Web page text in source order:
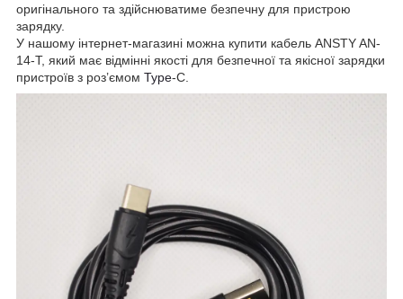
оригінального та здійснюватиме безпечну для пристрою
зарядку.
У нашому інтернет-магазині можна купити кабель ANSTY AN-
14-T, який має відмінні якості для безпечної та якісної зарядки
пристроїв з роз’ємом Type-C.